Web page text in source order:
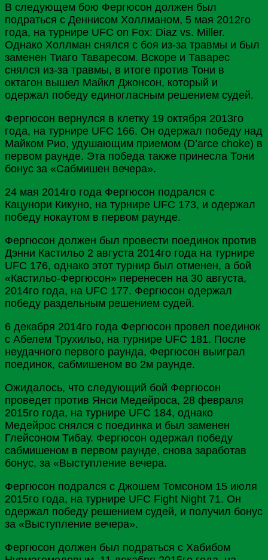
В следующем бою Фергюсон должен был
подраться с Деннисом Холлманом, 5 мая 2012го
года, на турнире UFC on Fox: Diaz vs. Miller.
Однако Холлман снялся с боя из-за травмы и был
заменен Тиаго Таваресом. Вскоре и Таварес
снялся из-за травмы, в итоге против Тони в
октагон вышел Майкл Джонсон, который и
одержал победу единогласным решением судей.
Фергюсон вернулся в клетку 19 октября 2013го
года, на турнире UFC 166. Он одержал победу над
Майком Рио, удушающим приемом (D’arce choke) в
первом раунде. Эта победа также принесла Тони
бонус за «Сабмишен вечера».
24 мая 2014го года Фергюсон подрался с
Кацунори Кикуно, на турнире UFC 173, и одержал
победу нокаутом в первом раунде.
Фергюсон должен был провести поединок против
Дэнни Кастильо 2 августа 2014го года на турнире
UFC 176, однако этот турнир был отменен, а бой
«Кастильо-Фергюсон» перенесен на 30 августа,
2014го года, на UFC 177. Фергюсон одержал
победу раздельным решением судей.
6 декабря 2014го года Фергюсон провел поединок
с Абелем Трухильо, на турнире UFC 181. После
неудачного первого раунда, Фергюсон выиграл
поединок, сабмишеном во 2м раунде.
Ожидалось, что следующий бой Фергюсон
проведет против Янси Медейроса, 28 февраля
2015го года, на турнире UFC 184, однако
Медейрос снялся с поединка и был заменен
Глейсоном Тибау. Фергюсон одержал победу
сабмишеном в первом раунде, снова заработав
бонус, за «Выступление вечера.
Фергюсон подрался с Джошем Томсоном 15 июля
2015го года, на турнире UFC Fight Night 71. Он
одержал победу решением судей, и получил бонус
за «Выступление вечера».
Фергюсон должен был подраться с Хабибом